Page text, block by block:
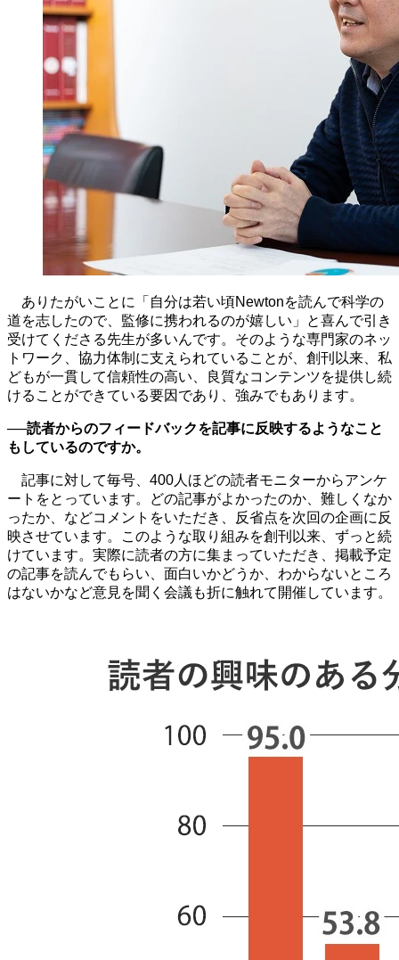
ありたがいことに「自分は若い頃Newtonを読んで科学の
道を志したので、監修に携われるのが嬉しい」と喜んで引き
受けてくださる先生が多いんです。そのような専門家のネッ
トワーク、協力体制に支えられていることが、創刊以来、私
どもが一貫して信頼性の高い、良質なコンテンツを提供し続
けることができている要因であり、強みでもあります。
──読者からのフィードバックを記事に反映するようなこと
もしているのですか。
記事に対して毎号、 400人ほどの読者モニターからアンケ
ートをとっています。どの記事がよかったのか、難しくなか
ったか、などコメントをいただき、反省点を次回の企画に反
映させています。このような取り組みを創刊以来、ずっと続
けています。実際に読者の方に集まっていただき、掲載予定
の記事を読んでもらい、面白いかどうか、わからないところ
はないかなど意見を聞く会議も折に触れて開催しています。